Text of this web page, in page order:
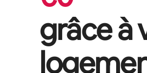
grâce à